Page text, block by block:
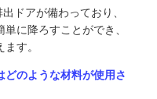
ドアが備わっており、
に降ろすことができ、
す。
のような材料が使用さ